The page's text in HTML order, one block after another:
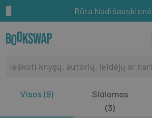
Rūta Nadišauskienė
Visos (9)
Siūlomos
(3)